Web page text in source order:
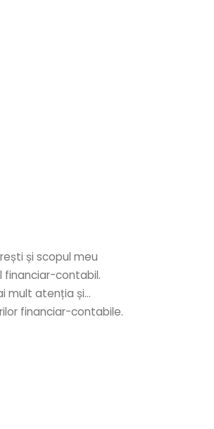
și scopul meu
financiar-contabil.
mult atenția și
financiar-contabile.